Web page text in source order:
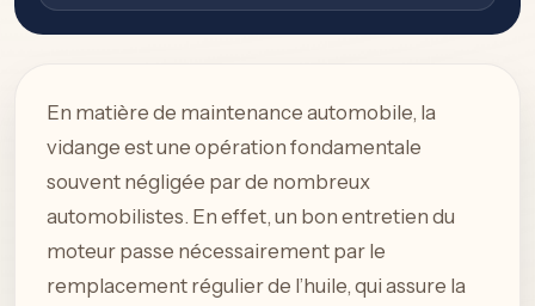
En matière de maintenance automobile, la
vidange est une opération fondamentale
souvent négligée par de nombreux
automobilistes. En effet, un bon entretien du
moteur passe nécessairement par le
remplacement régulier de l’huile, qui assure la